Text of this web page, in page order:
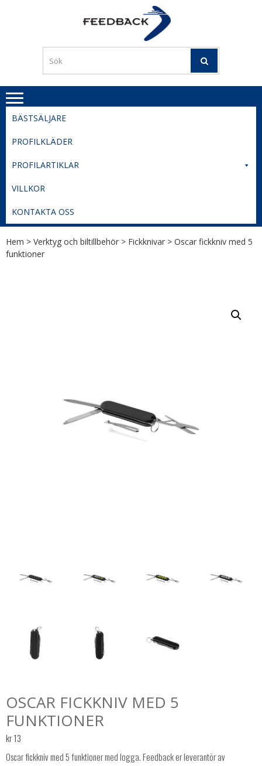
TIL
BESTE
PRISER
BÄSTSÄLJARE
PROFILKLÄDER
PROFILARTIKLAR
VILLKOR
KONTAKTA OSS
Hem > Verktyg och biltillbehör > Fickknivar > Oscar fickkniv med 5
funktioner
OSCAR FICKKNIV MED 5
FUNKTIONER
kr13
Oscar fickkniv med 5 funktioner med logga. Feedback er leverantör av